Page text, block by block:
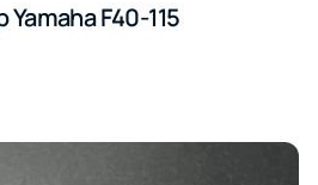
F40-115